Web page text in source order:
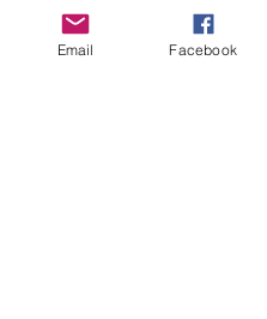
Email Facebook